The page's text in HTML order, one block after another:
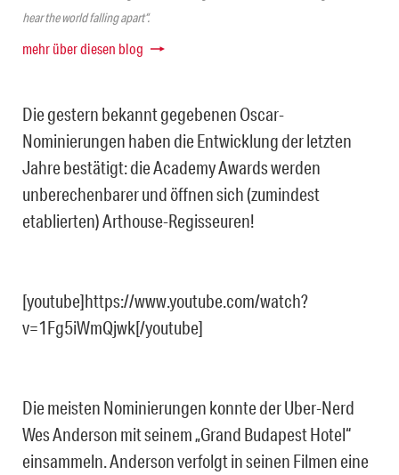
hear the world falling apart“.
mehr über diesen blog
Die gestern bekannt gegebenen Oscar-
Nominierungen haben die Entwicklung der letzten
Jahre bestätigt: die Academy Awards werden
unberechenbarer und öffnen sich (zumindest
etablierten) Arthouse-Regisseuren!
[youtube]https://www.youtube.com/watch?
v=1Fg5iWmQjwk[/youtube]
Die meisten Nominierungen konnte der Uber-Nerd
Wes Anderson mit seinem „Grand Budapest Hotel“
einsammeln. Anderson verfolgt in seinen Filmen eine